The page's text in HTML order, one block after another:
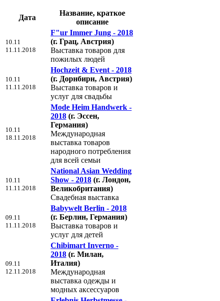
Дата
Название, краткое
описание
10.11
11.11.2018
F"ur Immer Jung - 2018
(г. Грац, Австрия)
Выставка товаров для
пожилых людей
10.11
11.11.2018
Hochzeit & Event - 2018
(г. Дорнбирн, Австрия)
Выставка товаров и
услуг для свадьбы
10.11
18.11.2018
Mode Heim Handwerk -
2018 (г. Эссен,
Германия)
Международная
выставка товаров
народного потребления
для всей семьи
10.11
11.11.2018
National Asian Wedding
Show - 2018 (г. Лондон,
Великобритания)
Свадебная выставка
09.11
11.11.2018
Babywelt Berlin - 2018
(г. Берлин, Германия)
Выставка товаров и
услуг для детей
09.11
12.11.2018
Chibimart Inverno -
2018 (г. Милан,
Италия)
Международная
выставка одежды и
модных аксессуаров